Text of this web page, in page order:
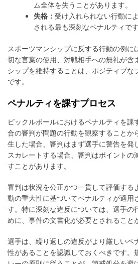
ム全体を失うことがあります。
失格：受け入れられない行動に
される最も深刻なペナルティです
スポーツマンシップに反する行動の例に
切な言葉の使用、対戦相手への無礼が含
シップを維持することは、ポジティブな
です。
ペナルティを課すプロセス
ピックルボールにおけるペナルティを課
合の審判が問題の行動を観察することか
生した場合、審判はまず選手に警告を発
スカレートする場合、審判はポイントの
すことがあります。
審判は状況を公正かつ一貫して評価する
動の重大性に基づいてペナルティが適用
す。特に深刻な違反については、選手の
めに、事件の文書化が必要とされること
選手は、繰り返しの違反がより厳しいペ
性があることを認識しておくべきです。